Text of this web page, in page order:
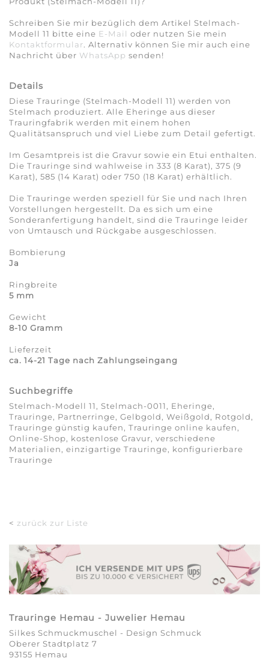
Schreiben Sie mir bezüglich dem Artikel Stelmach-
Modell 11 bitte eine E-Mail oder nutzen Sie mein
Kontaktformular. Alternativ können Sie mir auch eine
Nachricht über WhatsApp senden!
Details
Diese Trauringe (Stelmach-Modell 11) werden von
Stelmach produziert. Alle Eheringe aus dieser
Trauringfabrik werden mit einem hohen
Qualitätsanspruch und viel Liebe zum Detail gefertigt.
Im Gesamtpreis ist die Gravur sowie ein Etui enthalten.
Die Trauringe sind wahlweise in 333 (8 Karat), 375 (9
Karat), 585 (14 Karat) oder 750 (18 Karat) erhältlich.
Die Trauringe werden speziell für Sie und nach Ihren
Vorstellungen hergestellt. Da es sich um eine
Sonderanfertigung handelt, sind die Trauringe leider
von Umtausch und Rückgabe ausgeschlossen.
Bombierung
Ja
Ringbreite
5 mm
Gewicht
8-10 Gramm
Lieferzeit
ca. 14-21 Tage nach Zahlungseingang
Suchbegriffe
Stelmach-Modell 11, Stelmach-0011, Eheringe,
Trauringe, Partnerringe, Gelbgold, Weißgold, Rotgold,
Trauringe günstig kaufen, Trauringe online kaufen,
Online-Shop, kostenlose Gravur, verschiedene
Materialien, einzigartige Trauringe, konfigurierbare
Trauringe
< zurück zur Liste
Trauringe Hemau - Juwelier Hemau
Silkes Schmuckmuschel - Design Schmuck
Oberer Stadtplatz 7
93155 Hemau